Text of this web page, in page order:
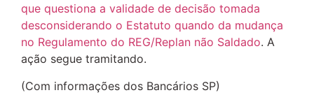
que questiona a validade de decisão tomada
desconsiderando o Estatuto quando da mudança
no Regulamento do REG/Replan não Saldado. A
ação segue tramitando.
(Com informações dos Bancários SP)